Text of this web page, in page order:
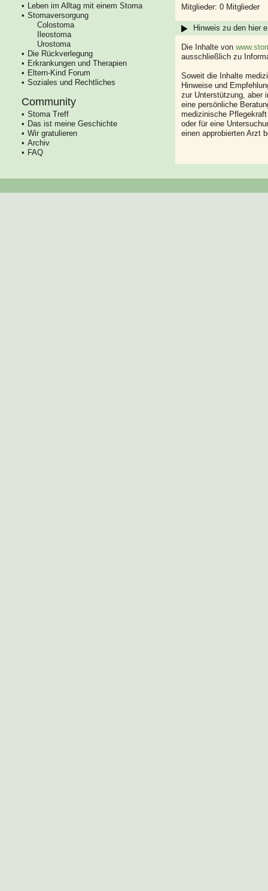
Leben im Alltag mit einem Stoma
Stomaversorgung
Colostoma
Ileostoma
Urostoma
Die Rückverlegung
Erkrankungen und Therapien
Eltern-Kind Forum
Soziales und Rechtliches
Community
Stoma Treff
Das ist meine Geschichte
Wir gratulieren
Archiv
FAQ
Mitglieder: 0 Mitglieder
Hinweis zu den hier
Die Inhalte von
ausschließlich zu
Soweit die Inhalte
Hinweise und
zur Unterstützung, aber
eine persönliche
medizinische
oder für eine
einen approbierten Arzt